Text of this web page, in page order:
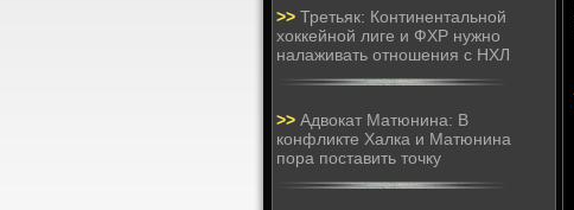
>> Третьяк: Континентальной
хоккейной лиге и ФХР нужно
налаживать отношения с НХЛ
>> Адвокат Матюнина: В
конфликте Халка и Матюнина
пора поставить точку